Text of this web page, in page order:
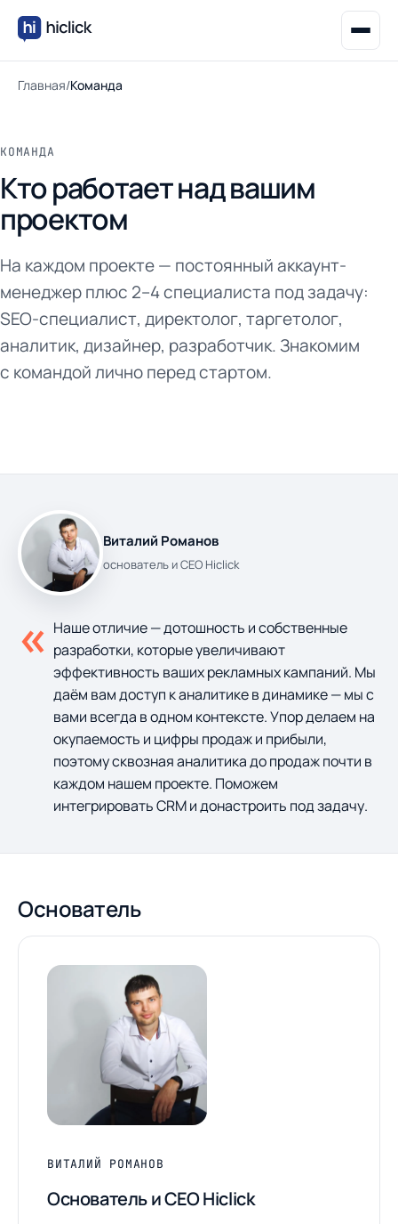
Главная/Команда
КОМАНДА
Кто работает над вашим
проектом
На каждом проекте — постоянный аккаунт-
менеджер плюс 2–4 специалиста под задачу:
SEO-специалист, директолог, таргетолог,
аналитик, дизайнер, разработчик. Знакомим
с командой лично перед стартом.
Виталий Романов
основатель и CEO Hiclick
« Наше отличие — дотошность и собственные
разработки, которые увеличивают
эффективность ваших рекламных кампаний. Мы
даём вам доступ к аналитике в динамике — мы с
вами всегда в одном контексте. Упор делаем на
окупаемость и цифры продаж и прибыли,
поэтому сквозная аналитика до продаж почти в
каждом нашем проекте. Поможем
интегрировать CRM и донастроить под задачу.
Основатель
ВИТАЛИЙ РОМАНОВ
Основатель и CEO Hiclick